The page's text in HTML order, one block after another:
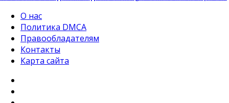
О нас
Политика DMCA
Правообладателям
Контакты
Карта сайта